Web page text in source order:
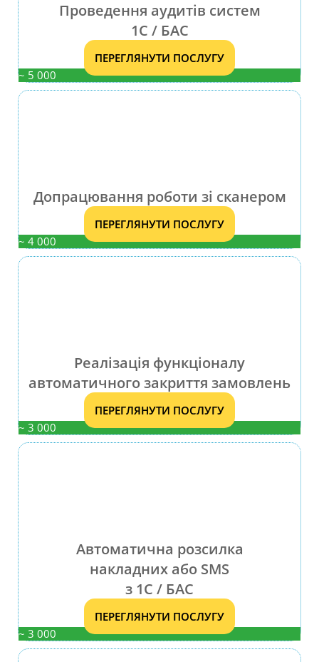
Проведення аудитів систем
1С / БАС
ПЕРЕГЛЯНУТИ ПОСЛУГУ
~ 5 000
Допрацювання роботи зі сканером
ПЕРЕГЛЯНУТИ ПОСЛУГУ
~ 4 000
Реалізація функціоналу
автоматичного закриття замовлень
ПЕРЕГЛЯНУТИ ПОСЛУГУ
~ 3 000
Автоматична розсилка
накладних або SMS
з 1С / БАС
ПЕРЕГЛЯНУТИ ПОСЛУГУ
~ 3 000